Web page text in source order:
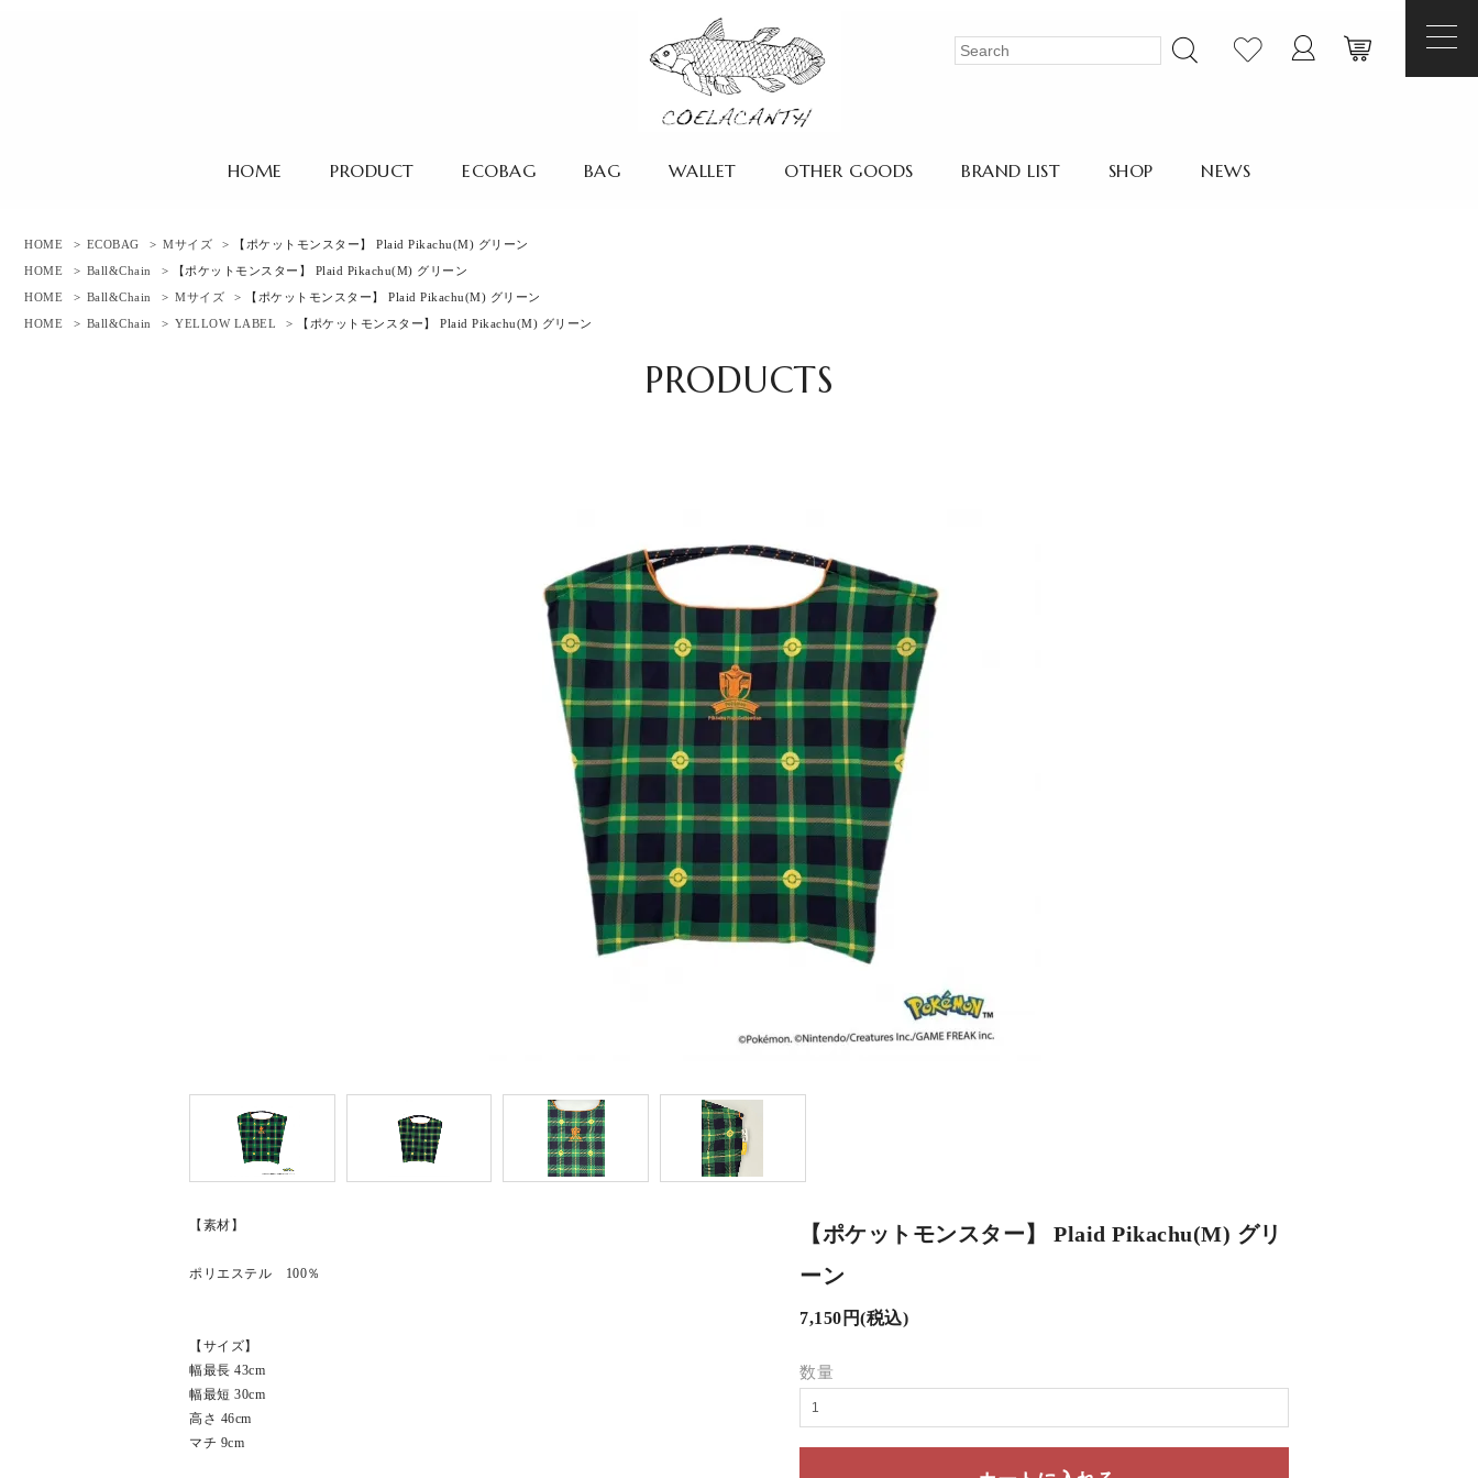
HOME PRODUCT ECOBAG BAG WALLET OTHER GOODS BRAND LIST SHOP NEWS
HOME > ECOBAG > Mサイズ
> 【ポケットモンスター】 Plaid Pikachu(M) グリーン
HOME
> Ball&Chain
> 【ポケットモンスター】 Plaid Pikachu(M) グリーン
HOME
> Ball&Chain > Mサイズ
> 【ポケットモンスター】 Plaid Pikachu(M) グリーン
HOME
> Ball&Chain > YELLOW LABEL > 【ポケットモンスター】 Plaid Pikachu(M) グリーン
PRODUCTS
【ポケットモンスター】 Plaid Pikachu(M) グリ
ーン
7,150円(税込)
数量
【素材】
ポリエステル 100％
【サイズ】
幅最長 43cm
幅最短 30cm
高さ 46cm
マチ 9cm